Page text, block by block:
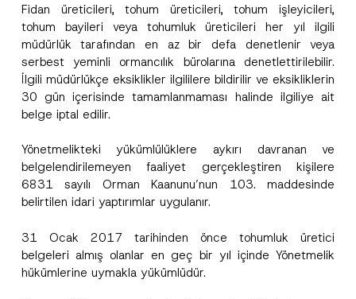
Fidan üreticileri, tohum üreticileri, tohum işleyicileri,
tohum bayileri veya tohumluk üreticileri her yıl ilgili
müdürlük tarafından en az bir defa denetlenir veya
serbest yeminli ormancılık bürolarına denetlettirilebilir.
İlgili müdürlükçe eksiklikler ilgililere bildirilir ve eksikliklerin
30 gün içerisinde tamamlanmaması halinde ilgiliye ait
belge iptal edilir.
Yönetmelikteki yükümlülüklere aykırı davranan ve
belgelendirilemeyen faaliyet gerçekleştiren kişilere
6831 sayılı Orman Kaanunu’nun 103. maddesinde
belirtilen idari yaptırımlar uygulanır.
31 Ocak 2017 tarihinden önce tohumluk üretici
belgeleri almış olanlar en geç bir yıl içinde Yönetmelik
hükümlerine uymakla yükümlüdür.
Konu *
P
r
a
N
t
i
Bu iletişim formu aracılığıyla sağlanan kişisel
verilerle ilgili
aydınlatma metnini okudum ve
anladım.
p
r
o
v
e
*
Bu iletişim formunu göndererek,
metninde açıklanan şekilde kişisel verilerimin
GÖNDER